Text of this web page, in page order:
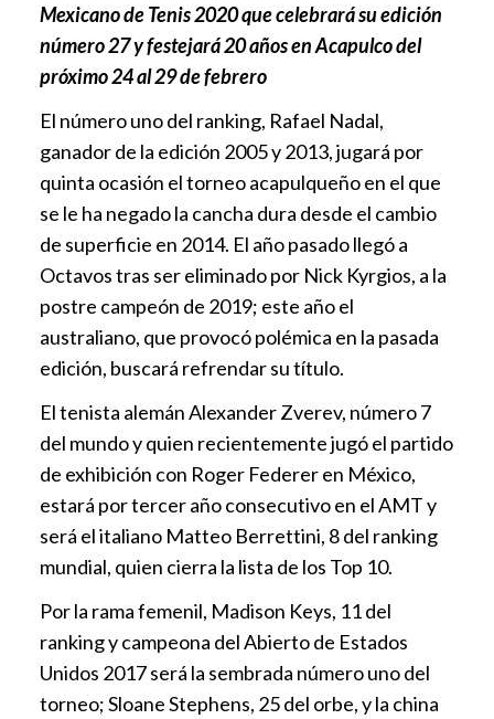
Mexicano de Tenis 2020 que celebrará su edición
número 27 y festejará 20 años en Acapulco del
próximo 24 al 29 de febrero
El número uno del ranking, Rafael Nadal,
ganador de la edición 2005 y 2013, jugará por
quinta ocasión el torneo acapulqueño en el que
se le ha negado la cancha dura desde el cambio
de superficie en 2014. El año pasado llegó a
Octavos tras ser eliminado por Nick Kyrgios, a la
postre campeón de 2019; este año el
australiano, que provocó polémica en la pasada
edición, buscará refrendar su título.
El tenista alemán Alexander Zverev, número 7
del mundo y quien recientemente jugó el partido
de exhibición con Roger Federer en México,
estará por tercer año consecutivo en el AMT y
será el italiano Matteo Berrettini, 8 del ranking
mundial, quien cierra la lista de los Top 10.
Por la rama femenil, Madison Keys, 11 del
ranking y campeona del Abierto de Estados
Unidos 2017 será la sembrada número uno del
torneo; Sloane Stephens, 25 del orbe, y la china